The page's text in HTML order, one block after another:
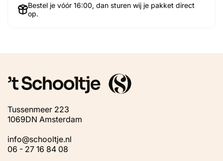
Bestel je vóór 16:00, dan sturen wij je pakket direct
op.
Tussenmeer 223
1069DN Amsterdam
info@schooltje.nl
06 - 27 16 84 08